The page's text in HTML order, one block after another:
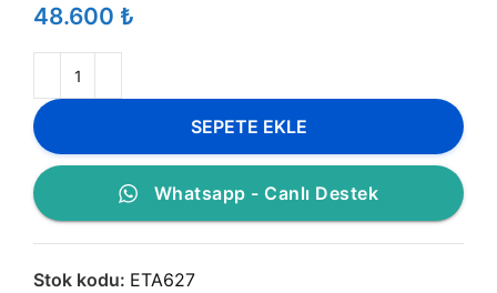
₺
SEPETE EKLE
Whatsapp - Canlı Destek
Stok kodu: ETA627